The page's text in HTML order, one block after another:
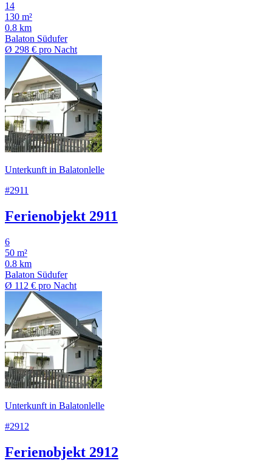
14
130 m²
0.8 km
Balaton Südufer
Ø 298 € pro Nacht
Unterkunft in Balatonlelle
#2911
Ferienobjekt 2911
6
50 m²
0.8 km
Balaton Südufer
Ø 112 € pro Nacht
Unterkunft in Balatonlelle
#2912
Ferienobjekt 2912